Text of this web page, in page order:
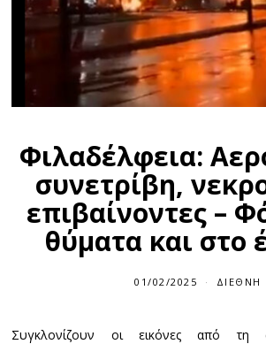
Φιλαδέλφεια:
συνετρίβη,
επιβαίνοντες –
θύματα και στο
01/02/2025 ΔΙΕΘΝΉ
Συγκλονίζουν οι εικόνες από τη